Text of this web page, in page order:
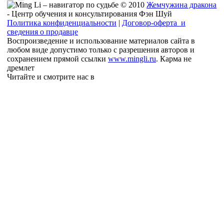
© 2010 Жемчужина дракона
- Центр обучения и консультирования Фэн Шуй
Политика конфиденциальности | Договор-оферта и
сведения о продавце
Воспроизведение и использование материалов сайта в
любом виде допустимо только с разрешения авторов и
сохранением прямой ссылки www.mingli.ru. Карма не
дремлет
Читайте и смотрите нас в